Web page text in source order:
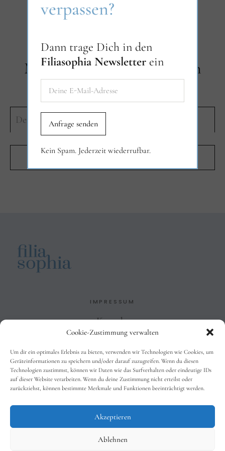
Cookie-Zustimmung verwalten
Um dir ein optimales Erlebnis zu bieten, verwenden wir Technologien wie Cookies, um
Geräteinformationen zu speichern und/oder darauf zuzugreifen. Wenn du diesen
Technologien zustimmst, können wir Daten wie das Surfverhalten oder eindeutige IDs
auf dieser Website verarbeiten. Wenn du deine Zustimmung nicht erteilst oder
zurückziehst, können bestimmte Merkmale und Funktionen beeinträchtigt werden.
Akzeptieren
Ablehnen
Melde dich zum Newsletter an
IMPRESSUM
Kontakt
Impressum
Datenschutzbelehrung
AGB
SOCIALS
Facebook
Instagram
Suche
verpassen?
Dann trage Dich in den
Filiasophia Newsletter ein
Kein Spam. Jederzeit wiederrufbar.